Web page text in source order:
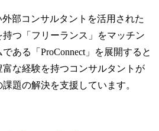
部コンサルタントを活用された
つ「フリーランス」をマッチン
ある「ProConnect」を展開すると
な経験を持つコンサルタントが
題の解決を支援しています。